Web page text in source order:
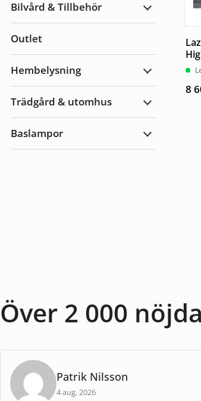
Bilvård & Tillbehör
Expandera
Outlet
Hembelysning
Expandera
Trädgård & utomhus
Expandera
utomhus
Baslampor
Expandera
8
Över 2 000
Patrik Nilsson
4 aug, 2026